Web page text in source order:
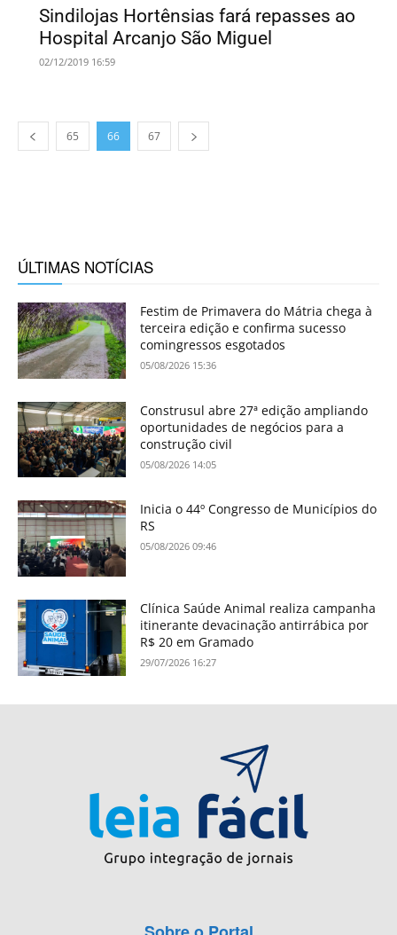
Sindilojas Hortênsias fará repasses ao
Hospital Arcanjo São Miguel
02/12/2019 16:59
65 66 67
ÚLTIMAS NOTÍCIAS
Festim de Primavera do Mátria chega à
terceira edição e confirma sucesso
comingressos esgotados
05/08/2026 15:36
Construsul abre 27ª edição ampliando
oportunidades de negócios para a
construção civil
05/08/2026 14:05
Inicia o 44º Congresso de Municípios do
RS
05/08/2026 09:46
Clínica Saúde Animal realiza campanha
itinerante devacinação antirrábica por
R$ 20 em Gramado
29/07/2026 16:27